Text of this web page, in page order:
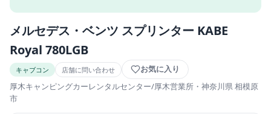
メルセデス・ベンツ スプリンター KABE
Royal 780LGB
キャブコン 店舗に問い合わせ お気に入り
厚木キャンピングカーレンタルセンター/厚木営業所 ・神奈川県 相模原
市